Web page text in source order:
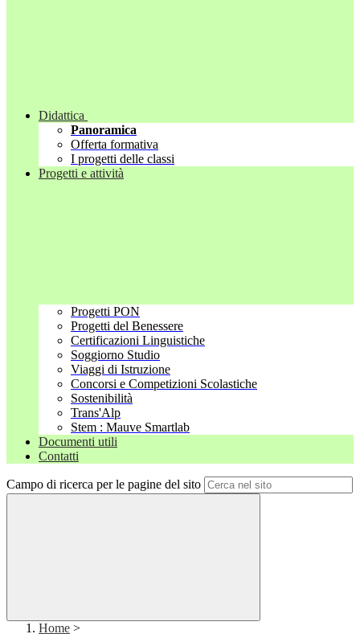
Didattica
Panoramica
Offerta formativa
I progetti delle classi
Progetti e attività
Progetti PON
Progetti del Benessere
Certificazioni Linguistiche
Soggiorno Studio
Viaggi di Istruzione
Concorsi e Competizioni Scolastiche
Sostenibilità
Trans'Alp
Stem : Mauve Smartlab
Documenti utili
Contatti
Campo di ricerca per le pagine del sito
Home >